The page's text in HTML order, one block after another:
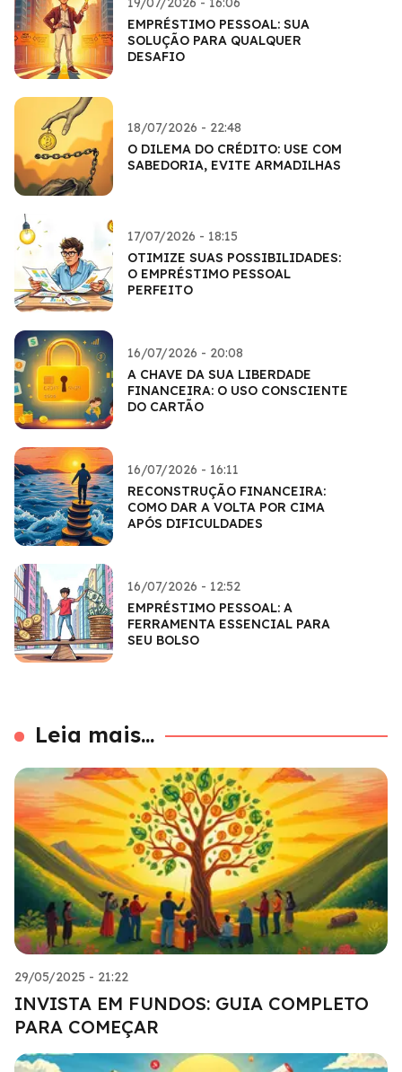
EMPRÉSTIMO PESSOAL: SUA
SOLUÇÃO PARA QUALQUER
DESAFIO
18/07/2026 - 22:48
O DILEMA DO CRÉDITO: USE COM
SABEDORIA, EVITE ARMADILHAS
17/07/2026 - 18:15
OTIMIZE SUAS POSSIBILIDADES:
O EMPRÉSTIMO PESSOAL
PERFEITO
16/07/2026 - 20:08
A CHAVE DA SUA LIBERDADE
FINANCEIRA: O USO CONSCIENTE
DO CARTÃO
16/07/2026 - 16:11
RECONSTRUÇÃO FINANCEIRA:
COMO DAR A VOLTA POR CIMA
APÓS DIFICULDADES
16/07/2026 - 12:52
EMPRÉSTIMO PESSOAL: A
FERRAMENTA ESSENCIAL PARA
SEU BOLSO
Leia mais...
29/05/2025 - 21:22
INVISTA EM FUNDOS: GUIA COMPLETO
PARA COMEÇAR